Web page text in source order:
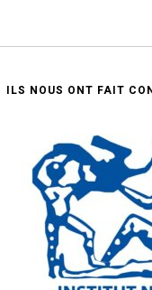
ILS NOUS ONT FAIT